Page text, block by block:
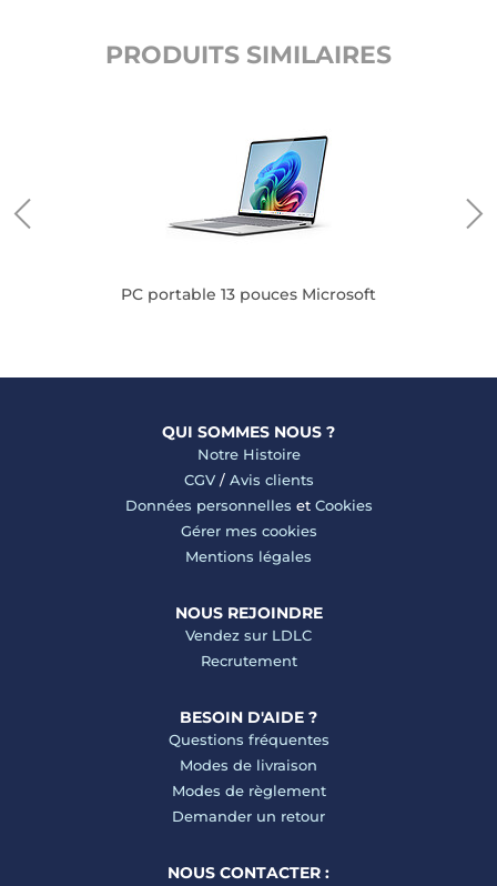
PRODUITS SIMILAIRES
PC portable 13 pouces Microsoft
QUI SOMMES NOUS ?
Notre Histoire
CGV/ Avis clients
Données personnelles et Cookies
Gérer mes cookies
Mentions légales
NOUS REJOINDRE
Vendez sur LDLC
Recrutement
BESOIN D'AIDE ?
Questions fréquentes
Modes de livraison
Modes de règlement
Demander un retour
NOUS CONTACTER :